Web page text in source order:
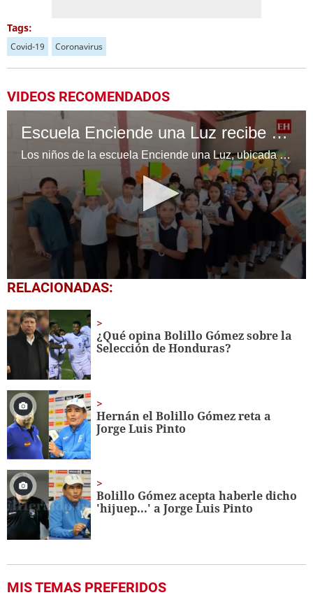
Tags:
Covid-19 Coronavirus
VIDEOS RECOMENDADOS
Escuela Enciende una Luz recibe cuadernos Quick, gracias a la Maratón del Saber
Los niños de la escuela Enciende una Luz, ubicada en la colonia Altos de Santa Rosa, al sur de Tegucigalpa, recibieron cuadernos Quick como parte de la Campaña Maratón del Saber.
0
seconds
1
minute,
56
seconds
RELACIONADAS:
¿Qué opina Bolillo Gómez sobre la
Selección de Honduras?
Hernán el Bolillo Gómez reta a
Jorge Luis Pinto
Bolillo Gómez acepta haberle dicho
'hijuep...' a Jorge Luis Pinto
MIS TEMAS PREFERIDOS